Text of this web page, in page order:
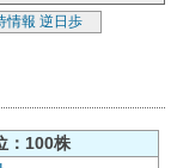
情報 逆日歩
：100株